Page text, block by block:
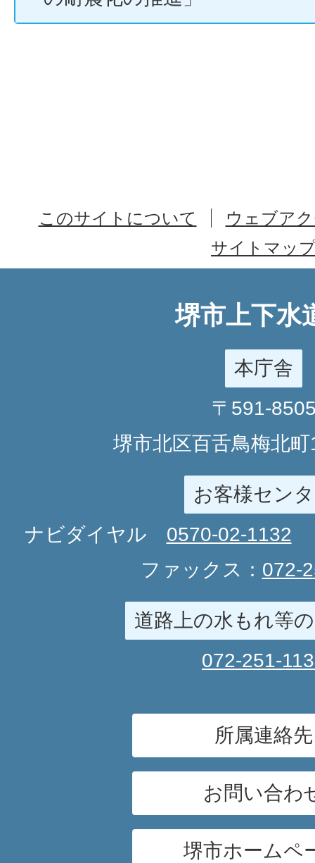
このサイトについて
ウェブア
サイトマッ
堺市上下水
本庁舎
〒591-
堺市北区百舌鳥梅北
お客様セン
ナビダイヤル 0570-02-1132
ファックス： 072-
道路上の水もれ等
072-251-
所属連絡先
お問い合わ
堺市ホームペ